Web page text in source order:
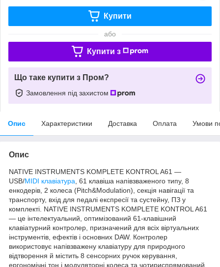
Купити
або
Купити з
Що таке купити з Пром?
Замовлення під захистом
Опис Характеристики Доставка Оплата Умови
Опис
NATIVE INSTRUMENTS KOMPLETE KONTROL A61 —
USB/MIDI клавіатура , 61 клавіша напівзваженого типу, 8
енкодерів, 2 колеса (Pitch&Modulation), секція навігації та
транспорту, вхід для педалі експресії та сустейну, ПЗ у
комплекті. NATIVE INSTRUMENTS KOMPLETE KONTROL A61
— це інтелектуальний, оптимізований 61-клавішний
клавіатурний контролер, призначений для всіх віртуальних
інструментів, ефектів і основних DAW. Контролер
використовує напівзважену клавіатуру для природного
відтворення й містить 8 сенсорних ручок керування,
ергономічні тон і модуляторні колеса та чотириспрямований